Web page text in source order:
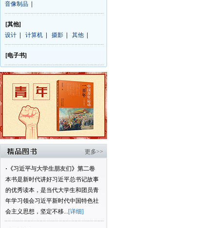
音像制品
[其他]
设计
计算机 摄影 其他
[电子书]
更多>>
· 《习近平与大学生朋友们》第二卷
本书是新时代讲好习近平总书记故事
的优秀读本，是当代大学生和团员青
年学习领会习近平新时代中国特色社
会主义思想，坚定不移...[详细]